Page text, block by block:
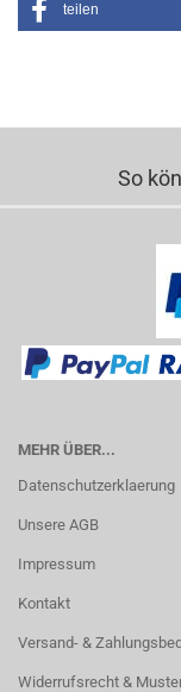
teilen
So
MEHR ÜBER...
Datenschutzerklaerung
Unsere AGB
Impressum
Kontakt
Versand- &
Widerrufsrecht &